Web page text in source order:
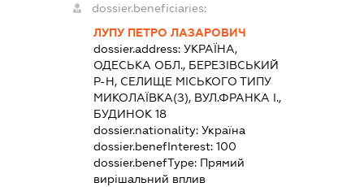
dossier.beneficiaries:
ЛУПУ ПЕТРО ЛАЗАРОВИЧ
dossier.address: УКРАЇНА,
ОДЕСЬКА ОБЛ., БЕРЕЗІВСЬКИЙ
Р-Н, СЕЛИЩЕ МІСЬКОГО ТИПУ
МИКОЛАЇВКА(З), ВУЛ.ФРАНКА І.,
БУДИНОК 18
dossier.nationality: Україна
dossier.benefInterest: 100
dossier.benefType: Прямий
вирішальний вплив